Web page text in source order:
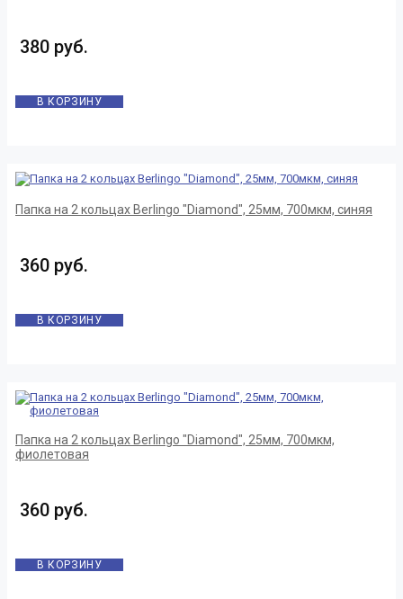
380 руб.
В КОРЗИНУ
Папка на 2 кольцах Berlingo "Diamond", 25мм, 700мкм, синяя
360 руб.
В КОРЗИНУ
Папка на 2 кольцах Berlingo "Diamond", 25мм, 700мкм,
фиолетовая
360 руб.
В КОРЗИНУ